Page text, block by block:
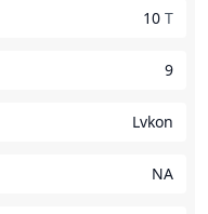
10 T
9
Lvkon
NA